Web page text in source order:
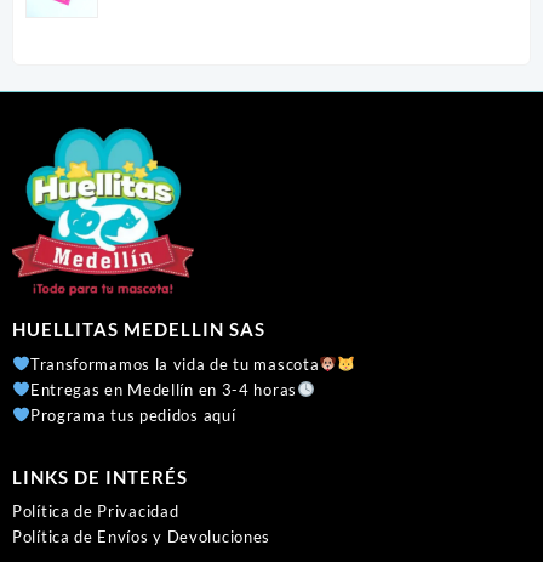
HUELLITAS MEDELLIN SAS
Transformamos la vida de tu mascota
Entregas en Medellín en 3-4 horas
Programa tus pedidos aquí
LINKS DE INTERÉS
Política de Privacidad
Política de Envíos y Devoluciones